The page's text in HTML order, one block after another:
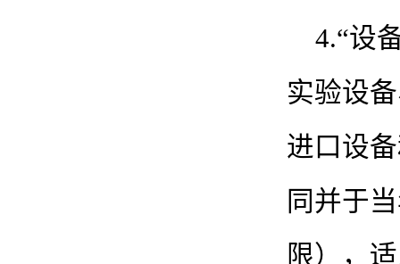
4.“设
实验设
进口设
同并于
限），